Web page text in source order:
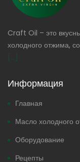
Craft Oil – это
холодного отжима,
[...]
Информация
Главная
Масло холодного
Оборудование
Рецепты